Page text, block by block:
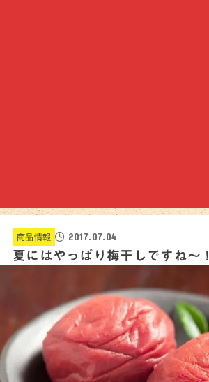
商品情報 2017.07.04
夏にはやっぱり梅干しですね～！